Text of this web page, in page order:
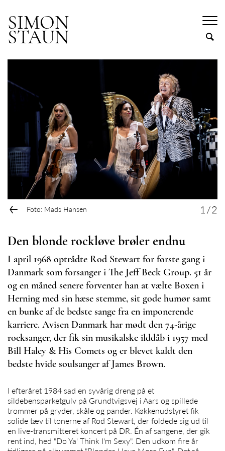
SIMON
STAUN
← Foto: Mads Hansen 1 /2
Den blonde rockløve brøler endnu
I april 1968 optrådte Rod Stewart for første gang i
Danmark som forsanger i The Jeff Beck Group. 51 år
og en måned senere forventer han at vælte Boxen i
Herning med sin hæse stemme, sit gode humør samt
en bunke af de bedste sange fra en imponerende
karriere. Avisen Danmark har mødt den 74-årige
rocksanger, der fik sin musikalske ilddåb i 1957 med
Bill Haley & His Comets og er blevet kaldt den
bedste hvide soulsanger af James Brown.
I efteråret 1984 sad en syvårig dreng på et
sildebensparketgulv på Grundtvigsvej i Aars og spillede
trommer på gryder, skåle og pander. Køkkenudstyret fik
solide tæv til tonerne af Rod Stewart, der foldede sig ud til
en live-transmitteret koncert på DR. Én af sangene, der gik
rent ind, hed "Do Ya' Think I'm Sexy". Den udkom fire år